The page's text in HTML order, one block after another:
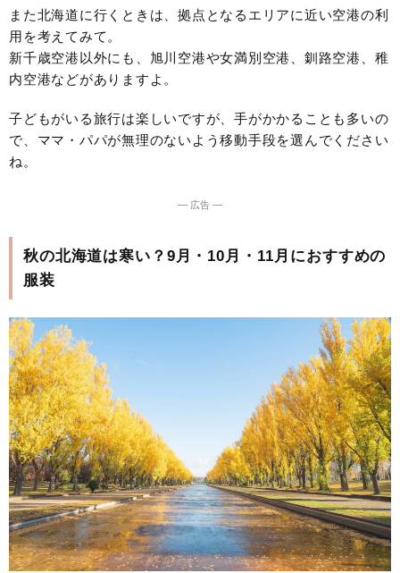
また北海道に行くときは、拠点となるエリアに近い空港の利
用を考えてみて。
新千歳空港以外にも、旭川空港や女満別空港、釧路空港、稚
内空港などがありますよ。
子どもがいる旅行は楽しいですが、手がかかることも多いの
で、ママ・パパが無理のないよう移動手段を選んでください
ね。
― 広告 ―
秋の北海道は寒い？9月・10月・11月におすすめの
服装